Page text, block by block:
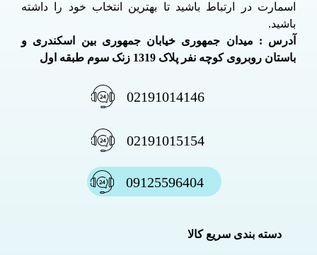
اسمارت در ارتباط باشید تا بهترین انتخاب خود را داشته
باشید.
آدرس : میدان جمهوری خیابان جمهوری بین اسکندری و
باستان روبروی کوچه نفر پلاک 1319 زنک سوم طبقه اول
02191014146
02191015154
09125596404
دسته بندی سریع کالا